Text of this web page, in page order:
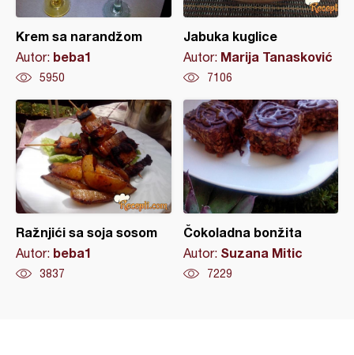
Krem sa narandžom
Autor: beba1
5950
Jabuka kuglice
Autor: Marija Tanasković
7106
Ražnjići sa soja sosom
Autor: beba1
3837
Čokoladna bonžita
Autor: Suzana Mitic
7229